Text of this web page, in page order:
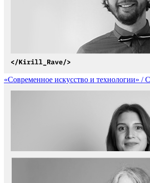
«Аспект человеческого вне
«Современное искусство и технологии» /